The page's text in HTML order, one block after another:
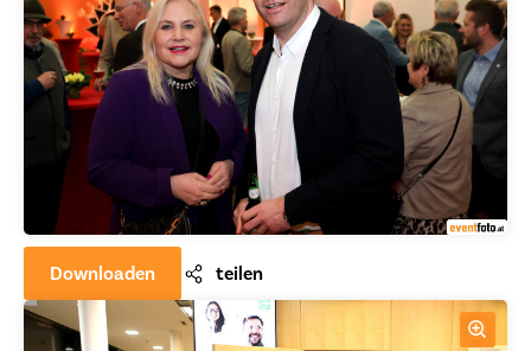
Downloaden teilen